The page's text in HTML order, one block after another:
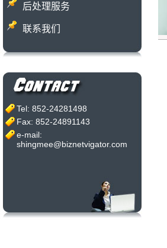
后处理服务
联系我们
Tel: 852-24281498
Fax: 852-24891143
e-mail:
shingmee@biznetvigator.com